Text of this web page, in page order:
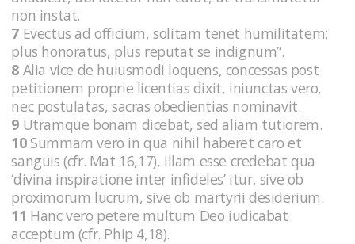
non instat.
7 Evectus ad officium, solitam tenet humilitatem;
plus honoratus, plus reputat se indignum”.
8 Alia vice de huiusmodi loquens, concessas post
petitionem proprie licentias dixit, iniunctas vero,
nec postulatas, sacras obedientias nominavit.
9 Utramque bonam dicebat, sed aliam tutiorem.
10Summam vero in qua nihil haberet caro et
sanguis (cfr. Mat 16,17), illam esse credebat qua
‘divina inspiratione inter infideles’ itur, sive ob
proximorum lucrum, sive ob martyrii desiderium.
11 Hanc vero petere multum Deo iudicabat
acceptum (cfr. Phip 4,18).